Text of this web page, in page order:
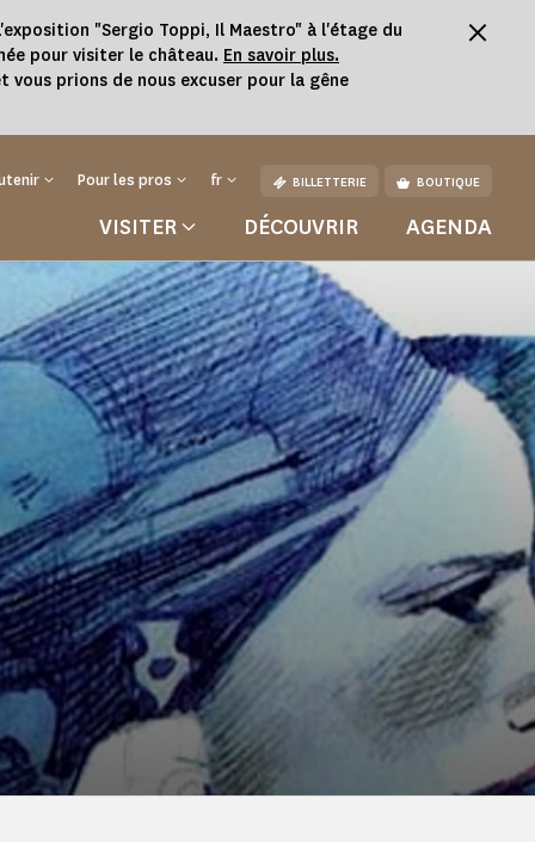
"Sergio Toppi, Il Maestro" à l'étage du
pour visiter le château. En savoir plus.
prions de nous excuser pour la gêne
Pour les pros fr BILLETTERIE BOUTIQUE
VISITER DÉCOUVRIR AGENDA